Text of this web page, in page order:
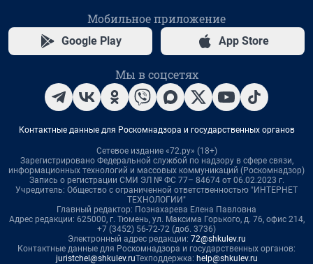
Мобильное приложение
Google Play App Store
Мы в соцсетях
Контактные данные для Роскомнадзора и государственных органов
Сетевое издание «72.ру» (18+)
Зарегистрировано Федеральной службой по надзору в сфере связи,
информационных технологий и массовых коммуникаций (Роскомнадзор)
Запись о регистрации СМИ ЭЛ № ФС 77– 84674 от 06.02.2023 г.
Учредитель: Общество с ограниченной ответственностью "ИНТЕРНЕТ
ТЕХНОЛОГИИ"
Главный редактор: Познахарева Елена Павловна
Адрес редакции: 625000, г. Тюмень, ул. Максима Горького, д. 76, офис 214,
+7 (3452) 56-72-72 (доб. 3736)
Электронный адрес редакции: 72@shkulev.ru
Контактные данные для Роскомнадзора и государственных органов:
juristchel@shkulev.ruТехподдержка: help@shkulev.ru